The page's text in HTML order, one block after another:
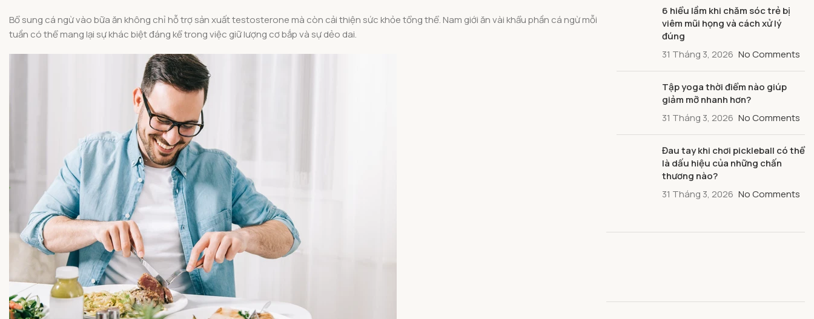
Bổ sung cá ngừ vào bữa ăn không chỉ hỗ trợ sản xuất testosterone mà còn cải thiện sức khỏe tổng thể. Nam giới ăn vài khẩu phần cá ngừ mỗi
tuần có thể mang lại sự khác biệt đáng kể trong việc giữ lượng cơ bắp và sự dẻo dai.
6 hiểu lầm khi chăm sóc trẻ bị
viêm mũi họng và cách xử lý
đúng
31 Tháng 3, 2026 No Comments
Tập yoga thời điểm nào giúp
giảm mỡ nhanh hơn?
31 Tháng 3, 2026 No Comments
Đau tay khi chơi pickleball có thể
là dấu hiệu của những chấn
thương nào?
31 Tháng 3, 2026 No Comments